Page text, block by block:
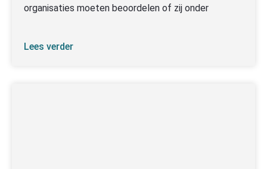
organisaties moeten beoordelen of zij onder
Lees verder